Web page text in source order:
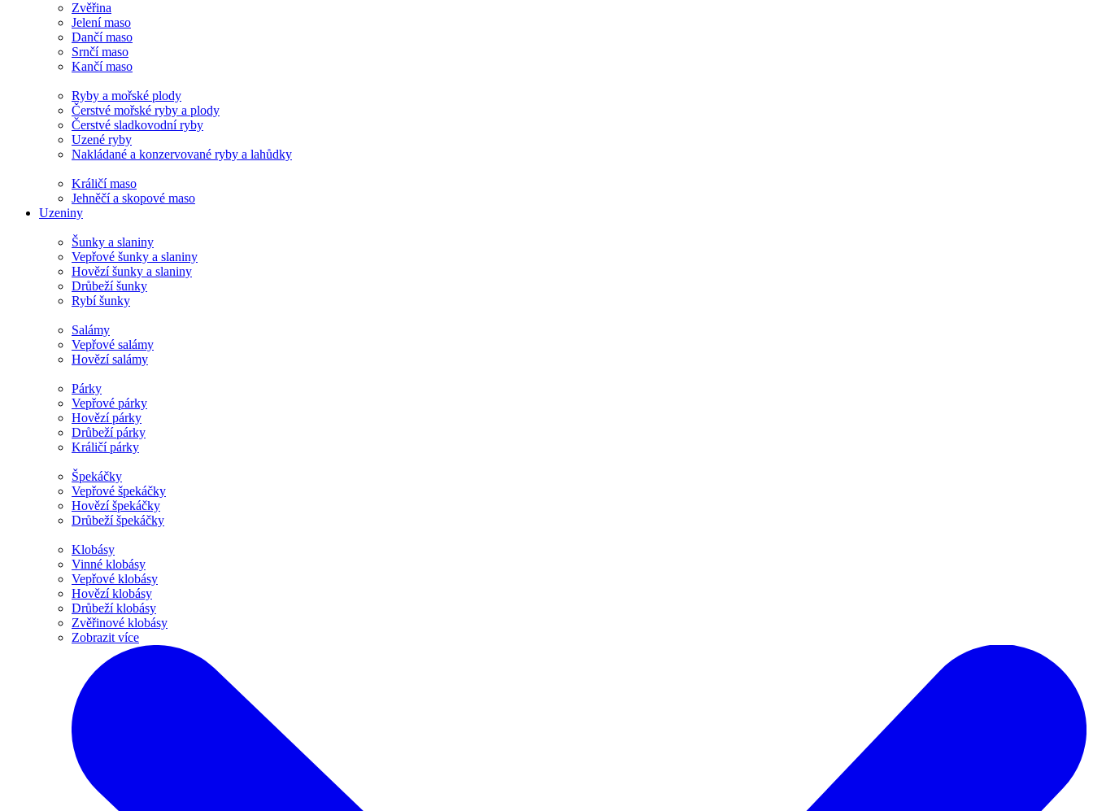
Zvěřina
Jelení maso
Dančí maso
Srnčí maso
Kančí maso
Ryby a mořské plody
Čerstvé mořské ryby a plody
Čerstvé sladkovodní ryby
Uzené ryby
Nakládané a konzervované ryby a lahůdky
Králičí maso
Jehněčí a skopové maso
Uzeniny
Šunky a slaniny
Vepřové šunky a slaniny
Hovězí šunky a slaniny
Drůbeží šunky
Rybí šunky
Salámy
Vepřové salámy
Hovězí salámy
Párky
Vepřové párky
Hovězí párky
Drůbeží párky
Králičí párky
Špekáčky
Vepřové špekáčky
Hovězí špekáčky
Drůbeží špekáčky
Klobásy
Vinné klobásy
Vepřové klobásy
Hovězí klobásy
Drůbeží klobásy
Zvěřinové klobásy
Zobrazit více